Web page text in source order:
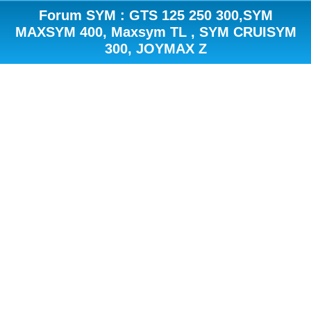
Forum SYM : GTS 125 250 300,SYM
MAXSYM 400, Maxsym TL , SYM CRUISYM
300, JOYMAX Z